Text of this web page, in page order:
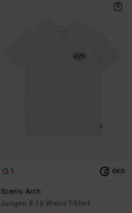
1 ÖKO
Scenic Arch
Jungen 8-16 Weiss T-Shirt